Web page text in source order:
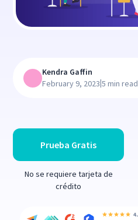
Prueba Gratis
No se requiere tarjeta de
crédito
Kendra Gaffin
February 9, 2023|5 min read